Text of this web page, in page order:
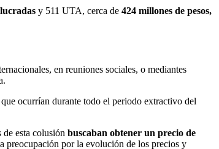
y 511 UTA, cerca de 424 millones de pesos,
en reuniones sociales, o mediantes
que ocurrían durante todo el periodo extractivo del
esta colusión buscaban obtener un precio de
preocupación por la evolución de los precios y